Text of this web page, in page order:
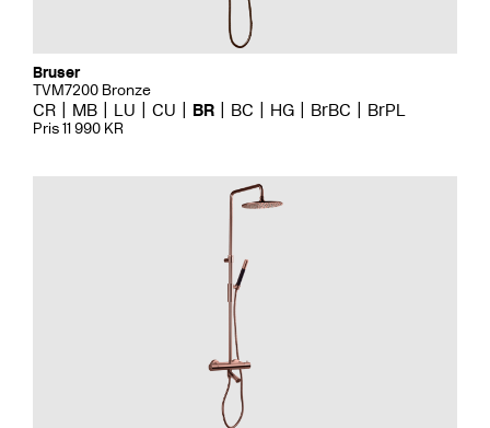
Bruser
TVM7200 Bronze
CR MB LU CU BR BC HG BrBC BrPL
Pris 11 990 KR